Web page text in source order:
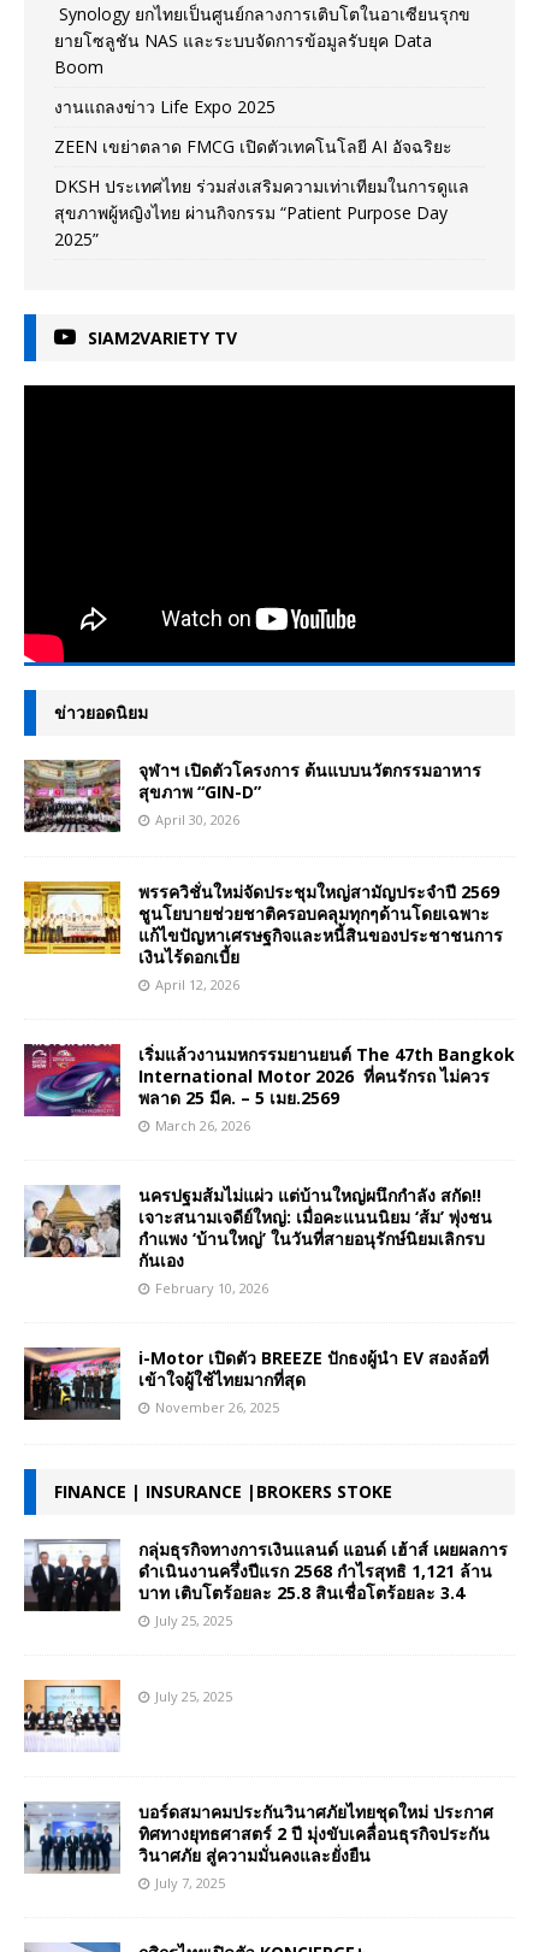
Synology ยกไทยเป็นศูนย์กลางการเติบโตในอาเซียนรุกข
ยายโซลูชัน NAS และระบบจัดการข้อมูลรับยุค Data
Boom
งานแถลงข่าว Life Expo 2025
ZEEN เขย่าตลาด FMCG เปิดตัวเทคโนโลยี AI อัจฉริยะ
DKSH ประเทศไทย ร่วมส่งเสริมความเท่าเทียมในการดูแล
สุขภาพผู้หญิงไทย ผ่านกิจกรรม “Patient Purpose Day
2025”
SIAM2VARIETY TV
ข่าวยอดนิยม
จุฬาฯ เปิดตัวโครงการ ต้นแบบนวัตกรรมอาหาร
สุขภาพ “GIN-D”
April 30, 2026
พรรควิชั่นใหม่จัดประชุมใหญ่สามัญประจำปี 2569
ชูนโยบายช่วยชาติครอบคลุมทุกๆด้านโดยเฉพาะ
แก้ไขปัญหาเศรษฐกิจและหนี้สินของประชาชนการ
เงินไร้ดอกเบี้ย
April 12, 2026
เริ่มแล้วงานมหกรรมยานยนต์ The 47th Bangkok
International Motor 2026 ที่คนรักรถ ไม่ควร
พลาด 25 มีค. – 5 เมย.2569
March 26, 2026
นครปฐมส้มไม่แผ่ว แต่บ้านใหญ่ผนึกกำลัง สกัด!!
เจาะสนามเจดีย์ใหญ่: เมื่อคะแนนนิยม ‘ส้ม’ พุ่งชน
กำแพง ‘บ้านใหญ่’ ในวันที่สายอนุรักษ์นิยมเลิกรบ
กันเอง
February 10, 2026
i-Motor เปิดตัว BREEZE ปักธงผู้นำ EV สองล้อที่
เข้าใจผู้ใช้ไทยมากที่สุด
November 26, 2025
FINANCE | INSURANCE |BROKERS STOKE
กลุ่มธุรกิจทางการเงินแลนด์ แอนด์ เฮ้าส์ เผยผลการ
ดำเนินงานครึ่งปีแรก 2568 กำไรสุทธิ 1,121 ล้าน
บาท เติบโตร้อยละ 25.8 สินเชื่อโตร้อยละ 3.4
July 25, 2025
July 25, 2025
บอร์ดสมาคมประกันวินาศภัยไทยชุดใหม่ ประกาศ
ทิศทางยุทธศาสตร์ 2 ปี มุ่งขับเคลื่อนธุรกิจประกัน
วินาศภัย สู่ความมั่นคงและยั่งยืน
July 7, 2025